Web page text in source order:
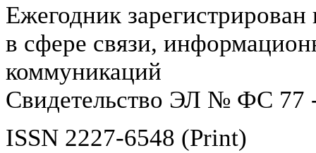
Ежегодник
в сфере связи,
коммуникаций
Свидетельство ЭЛ № ФС 77
ISSN 2227-6548 (Print)